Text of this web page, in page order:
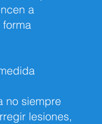
a
no siempre
lesiones,